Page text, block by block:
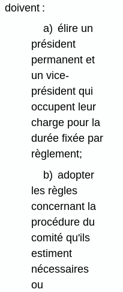
doivent :
a) élire un
président
permanent et
un vice-
président qui
occupent leur
charge pour la
durée fixée par
règlement;
b) adopter
les règles
concernant la
procédure du
comité qu'ils
estiment
nécessaires
ou